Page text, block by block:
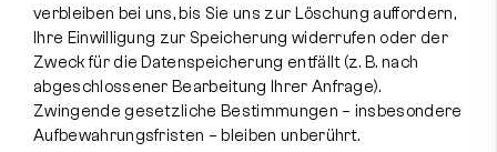
verbleiben bei uns, bis Sie uns zur Löschung auffordern,
Ihre Einwilligung zur Speicherung widerrufen oder der
Zweck für die Datenspeicherung entfällt (z. B. nach
abgeschlossener Bearbeitung Ihrer Anfrage).
Zwingende gesetzliche Bestimmungen – insbesondere
Aufbewahrungsfristen – bleiben unberührt.